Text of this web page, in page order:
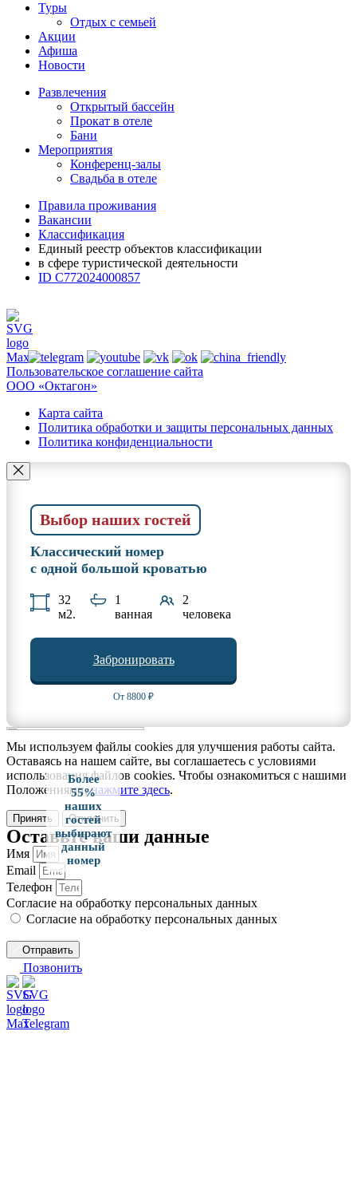
Туры
Отдых с семьей
Акции
Афиша
Новости
Развлечения
Открытый бассейн
Прокат в отеле
Бани
Мероприятия
Конференц-залы
Свадьба в отеле
Правила проживания
Вакансии
Классификация
Единый реестр объектов классификации
в сфере туристической деятельности
ID С772024000857
Пользовательское соглашение сайта
ООО «Октагон»
Карта сайта
Политика обработки и защиты персональных данных
Политика конфиденциальности
Выбор наших гостей
Классический номер
с одной большой кроватью
32
м2.
1
ванная
2
человека
Забронировать
От 8800 ₽
Более
55%
наших
гостей
выбирают
данный
номер
Мы используем файлы cookies для улучшения работы сайта.
Оставаясь на нашем сайте, вы соглашаетесь с условиями
использования файлов cookies. Чтобы ознакомиться с нашими
Положениями,нажмите здесь.
Принять Отклонить
Оставьте ваши данные
Имя
Email
Телефон
Согласие на обработку персональных данных
Согласие на обработку персональных данных
Отправить
Позвонить